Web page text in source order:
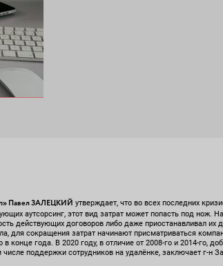
Павел ЗАЛЕЦКИЙ утверждает, что во всех последних
аутсорсинг, этот вид затрат может попасть под нож.
действующих договоров либо даже приостанавливал
для сокращения затрат начинают присматриваться
конце года. В 2020 году, в отличие от 2008-го и 2014-го,
поддержки сотрудников на удалёнке, заключает г-н